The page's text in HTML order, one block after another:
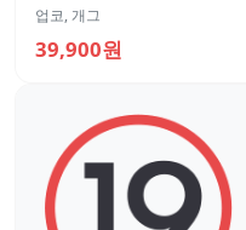
업코,개그
39,900원